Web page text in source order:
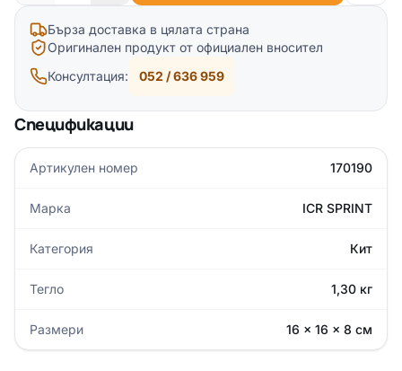
Бърза доставка в цялата страна
Оригинален продукт от официален вносител
Консултация:
052 / 636 959
Спецификации
Артикулен номер 170190
Марка ICR SPRINT
Категория Кит
Тегло 1,30 кг
Размери 16 × 16 × 8 см